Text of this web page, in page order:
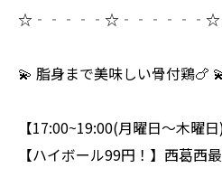
💫 脂身まで美味しい骨付鶏🍗
【17:00~19:00(月曜日～木曜
【ハイボール99円！】西葛西最